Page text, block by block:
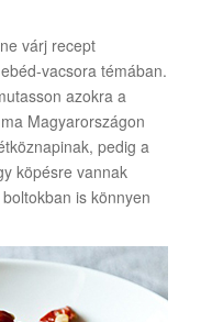
várj recept
vacsora témában.
azokra a
Magyarországon
pedig a
köpésre vannak
is könnyen